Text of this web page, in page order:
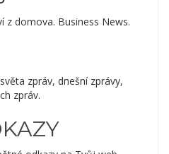
z domova. Business News.
zpráv, dnešní zprávy,
zpráv.